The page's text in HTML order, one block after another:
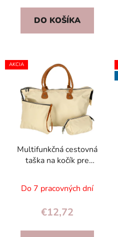
DO KOŠÍKA
AKCIA
Multifunkčná cestovná
taška na kočík pre
béžová s vreckami
Do 7 pracovných dní
€12,72